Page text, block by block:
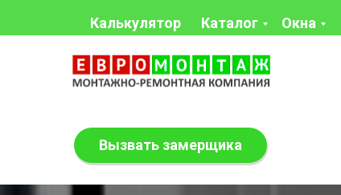
Вызвать замерщика
Каталог Окна
Калькулятор